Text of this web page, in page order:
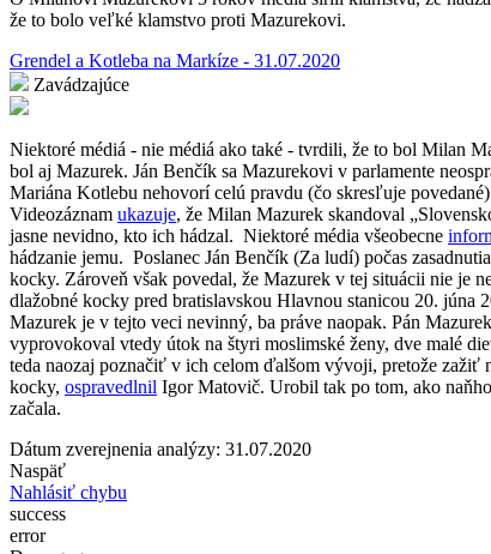
že to bolo veľké klamstvo proti Mazurekovi.
Grendel a Kotleba na Markíze - 31.07.2020
Zavádzajúce
Niektoré médiá - nie médiá ako také - tvrdili, že to bol Milan
bol aj Mazurek. Ján Benčík sa Mazurekovi v parlamente
Mariána Kotlebu nehovorí celú pravdu (čo skresľuje
Videozáznam ukazuje, že Milan Mazurek skandoval „
jasne nevidno, kto ich hádzal. Niektoré média všeobecne
hádzanie jemu. Poslanec Ján Benčík (Za ludí) počas
kocky. Zároveň však povedal, že Mazurek v tej situácii nie je
dlažobné kocky pred bratislavskou Hlavnou stanicou 20. júna
Mazurek je v tejto veci nevinný, ba práve naopak. Pán
vyprovokoval vtedy útok na štyri moslimské ženy, dve malé
teda naozaj poznačiť v ich celom ďalšom vývoji, pretože zažiť
kocky, ospravedlnil Igor Matovič. Urobil tak po tom, ako
začala.
Dátum zverejnenia analýzy: 31.07.2020
Naspäť
Nahlásiť chybu
success
error